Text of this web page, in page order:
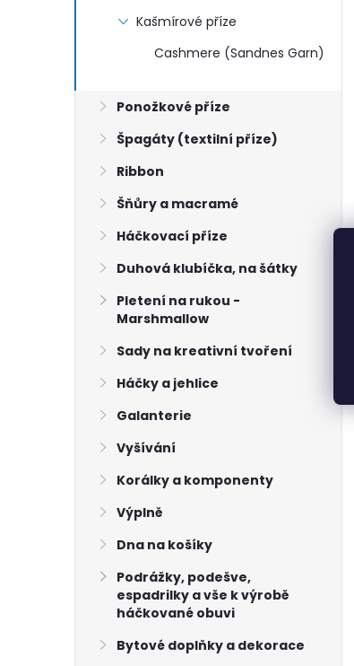
Kašmírové příze
Cashmere (Sandnes Garn)
Ponožkové příze
Špagáty (textilní příze)
Ribbon
Šňůry a macramé
Háčkovací příze
Duhová klubíčka, na šátky
Pletení na rukou -
Marshmallow
Sady na kreativní tvoření
Háčky a jehlice
Galanterie
Vyšívání
Korálky a komponenty
Výplně
Dna na košíky
Podrážky, podešve,
espadrilky a vše k výrobě
háčkované obuvi
Bytové doplňky a dekorace